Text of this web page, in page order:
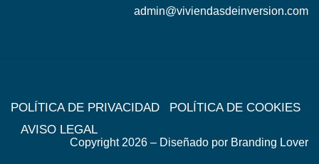
admin@viviendasdeinversion.com
POLÍTICA DE PRIVACIDAD
POLÍTICA DE COOKIES
AVISO LEGAL
Copyright 2026 – Diseñado por Branding Lover